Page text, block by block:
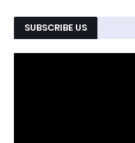
SUBSCRIBE US